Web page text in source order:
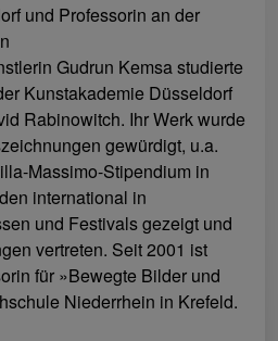
und Professorin an der
Gudrun Kemsa studierte
Kunstakademie Düsseldorf
Rabinowitch. Ihr Werk wurde
gewürdigt, u.a.
Massimo-Stipendium in
international in
und Festivals gezeigt und
vertreten. Seit 2001 ist
für »Bewegte Bilder und
Niederrhein in Krefeld.